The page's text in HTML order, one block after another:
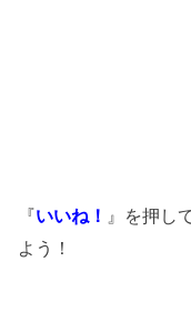
『いいね！ 』を押し
よう！